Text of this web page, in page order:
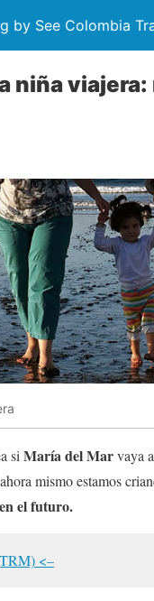
by See Colombia
niña
si María del Marvaya
mismo estamos
el futuro.
<–